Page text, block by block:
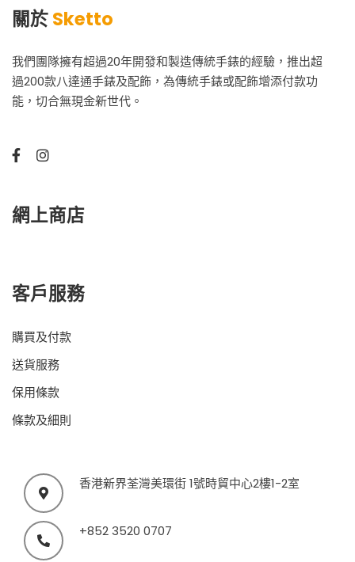
關於Sketto
我們團隊擁有超過20年開發和製造傳統手錶的經驗，推出超
過200款八達通手錶及配飾，為傳統手錶或配飾增添付款功
能，切合無現金新世代。
網上商店
客戶服務
購買及付款
送貨服務
保用條款
條款及細則
香港新界荃灣美環街 1號時貿中心2樓1-2室
+852 3520 0707